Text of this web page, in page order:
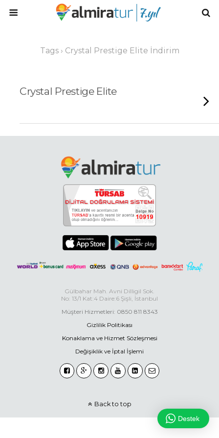
Tags › Crystal Prestige Elite İndirim
Crystal Prestige Elite
Gülbahar Mah. Avni Dilligil Sok.
No: 13/1 Kat:4 Daire:6 Şişli, İstanbul
Müşteri Hizmetleri: 0850 811 8343
Gizlilik Politikası
Konaklama ve Hizmet Sözleşmesi
Değişiklik ve İptal İşlemi
Back to top
Destek